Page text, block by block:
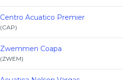
Centro Acuatico Premier
(CAP)
Zwemmen Coapa
(ZWEM)